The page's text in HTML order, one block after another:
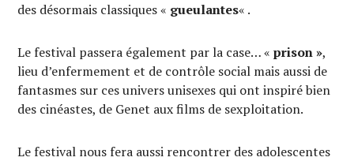
des désormais classiques « gueulantes« .
Le festival passera également par la case… «prison »,
lieu d’enfermement et de contrôle social mais aussi de
fantasmes sur ces univers unisexes qui ont inspiré bien
des cinéastes, de Genet aux films de sexploitation.
Le festival nous fera aussi rencontrer des adolescentes